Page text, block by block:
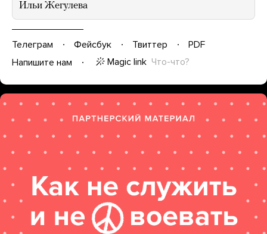
Ильи Жегулева
Телеграм Фейсбук Твиттер
PDF
Напишите нам
Magic link Что-что?